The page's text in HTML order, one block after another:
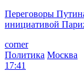
Переговоры
инициативой
corner
Политика Москва
17:41